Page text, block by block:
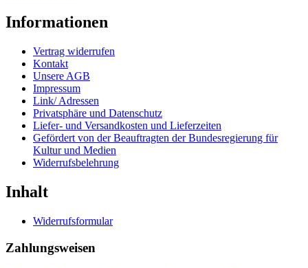
Informationen
Vertrag widerrufen
Kontakt
Unsere AGB
Impressum
Link/ Adressen
Privatsphäre und Datenschutz
Liefer- und Versandkosten und Lieferzeiten
Gefördert von der Beauftragten der Bundesregierung für
Kultur und Medien
Widerrufsbelehrung
Inhalt
Widerrufsformular
Zahlungsweisen